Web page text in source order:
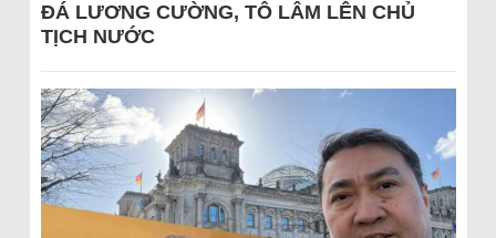
ĐÁ LƯƠNG CƯỜNG, TÔ LÂM LÊN CHỦ
TỊCH NƯỚC